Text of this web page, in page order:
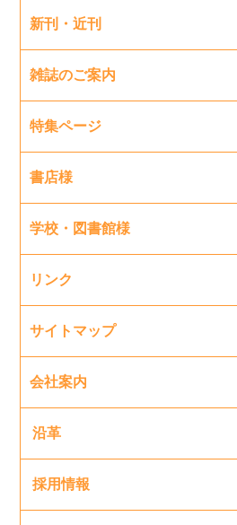
新刊・近刊
雑誌のご案内
特集ページ
書店様
学校・図書館様
リンク
サイトマップ
会社案内
沿革
採用情報